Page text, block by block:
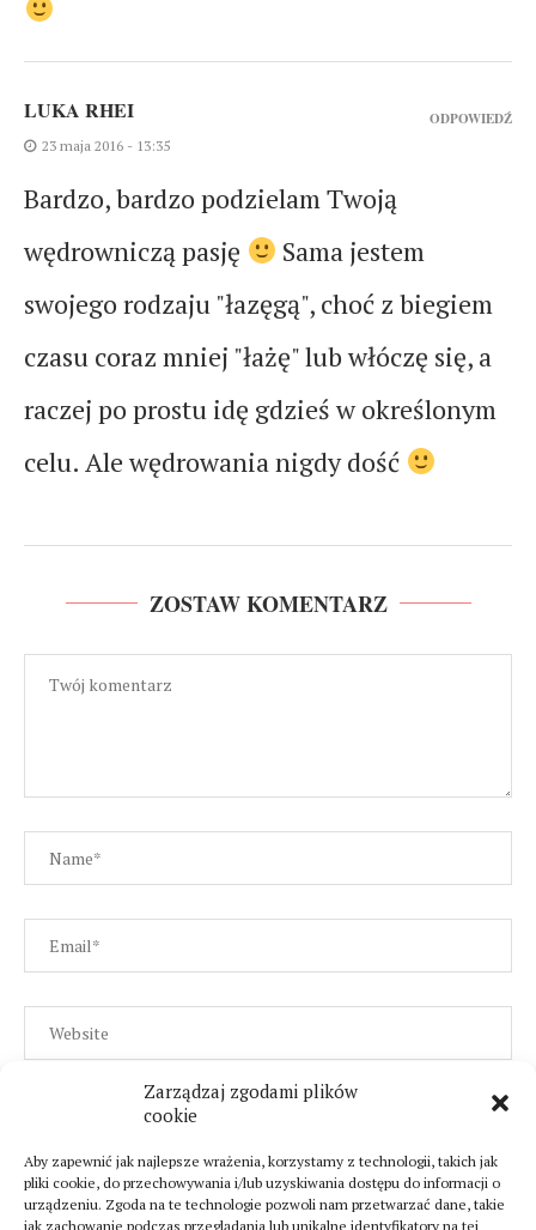
Zarządzaj zgodami plików
cookie
Aby zapewnić jak najlepsze wrażenia, korzystamy z technologii, takich jak
pliki cookie, do przechowywania i/lub uzyskiwania dostępu do informacji o
urządzeniu. Zgoda na te technologie pozwoli nam przetwarzać dane, takie
jak zachowanie podczas przeglądania lub unikalne identyfikatory na tej
LUKA RHEI
23 maja 2016 - 13:35
Bardzo, bardzo podzielam Twoją
wędrowniczą pasję
Sama jestem
swojego rodzaju "łazęgą", choć z biegiem
czasu coraz mniej "łażę" lub włóczę się, a
raczej po prostu idę gdzieś w określonym
celu. Ale wędrowania nigdy dość
ODPOWIEDŹ
ZOSTAW KOMENTARZ